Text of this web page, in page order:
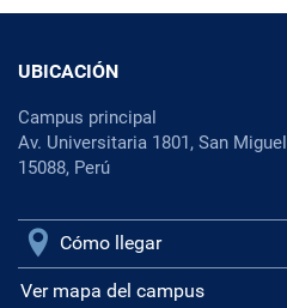
UBICACIÓN
Campus principal
Av. Universitaria 1801, San Miguel
15088, Perú
Cómo llegar
Ver mapa del campus